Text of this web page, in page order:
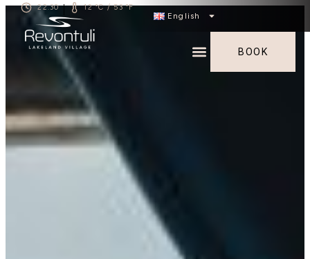
22.30 | 12 °C / 53 °F
English
BOOK